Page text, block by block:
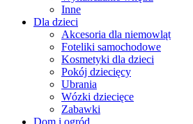
Inne
Dla dzieci
Akcesoria dla niemowląt
Foteliki samochodowe
Kosmetyki dla dzieci
Pokój dziecięcy
Ubrania
Wózki dziecięce
Zabawki
Dom i ogród